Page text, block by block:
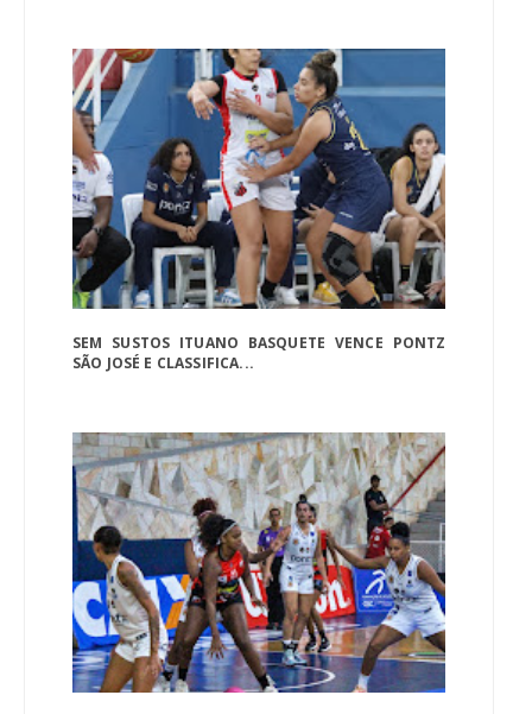
SEM SUSTOS ITUANO BASQUETE VENCE PONTZ
SÃO JOSÉ E CLASSIFICA...